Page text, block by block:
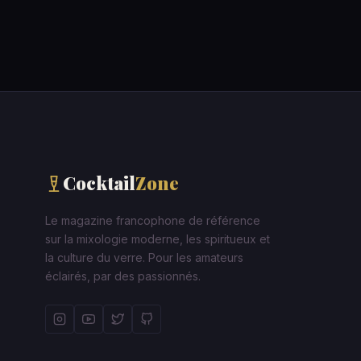
CocktailZone
Le magazine francophone de référence
sur la mixologie moderne, les spiritueux et
la culture du verre. Pour les amateurs
éclairés, par des passionnés.